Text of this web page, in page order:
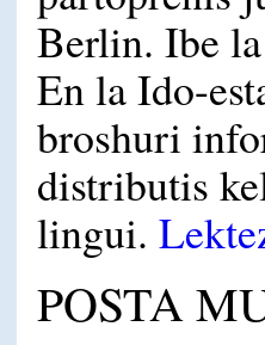
Berlin. Ibe
En la Ido-
broshuri
distributis
lingui.
POSTA